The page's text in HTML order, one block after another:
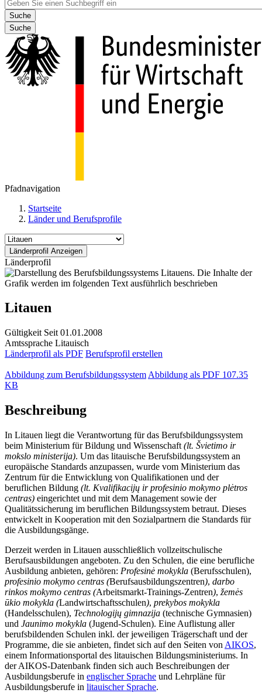
Suche
Pfadnavigation
Startseite
Länder und Berufsprofile
Länderprofil
Litauen
Gültigkeit Seit 01.01.2008
Amtssprache Litauisch
Länderprofil als PDF Berufsprofil erstellen
Abbildung zum Berufsbildungssystem Abbildung als PDF 107.35
KB
Beschreibung
In Litauen liegt die Verantwortung für das Berufsbildungssystem
beim Ministerium für Bildung und Wissenschaft (lt. Švietimo ir
mokslo ministerija). Um das litauische Berufsbildungssystem an
europäische Standards anzupassen, wurde vom Ministerium das
Zentrum für die Entwicklung von Qualifikationen und der
beruflichen Bildung (lt. Kvalifikacijų ir profesinio mokymo plėtros
centras) eingerichtet und mit dem Management sowie der
Qualitätssicherung im beruflichen Bildungssystem betraut. Dieses
entwickelt in Kooperation mit den Sozialpartnern die Standards für
die Ausbildungsgänge.
Derzeit werden in Litauen ausschließlich vollzeitschulische
Berufsausbildungen angeboten. Zu den Schulen, die eine berufliche
Ausbildung anbieten, gehören: Profesinė mokykla (Berufsschulen),
profesinio mokymo centras (Berufsausbildungszentren), darbo
rinkos mokymo centras (Arbeitsmarkt-Trainings-Zentren), žemės
ūkio mokykla (Landwirtschaftsschulen), prekybos mokykla
(Handelsschulen), Technologijų gimnazija (technische Gymnasien)
und Jaunimo mokykla (Jugend-Schulen). Eine Auflistung aller
berufsbildenden Schulen inkl. der jeweiligen Trägerschaft und der
Programme, die sie anbieten, findet sich auf den Seiten von AIKOS,
einem Informationsportal des litauischen Bildungsministeriums. In
der AIKOS-Datenbank finden sich auch Beschreibungen der
Ausbildungsberufe in englischer Sprache und Lehrpläne für
Ausbildungsberufe in litauischer Sprache.